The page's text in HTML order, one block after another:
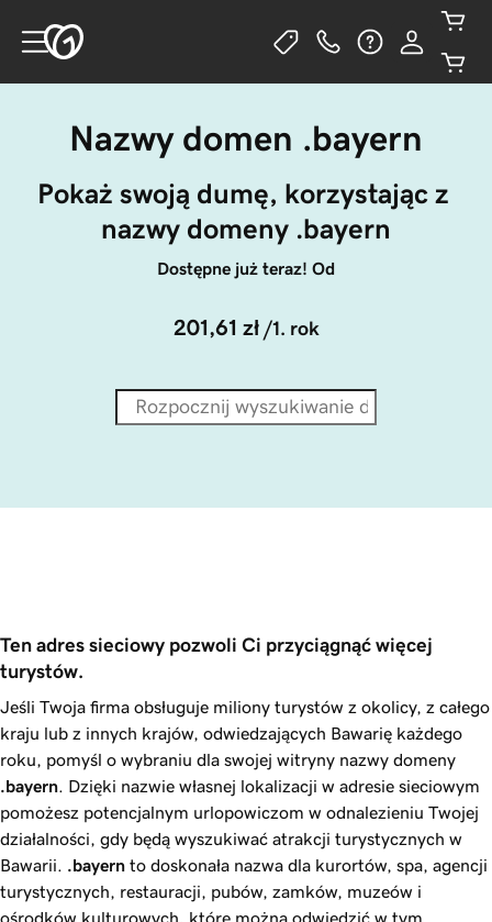
Nazwy domen .bayern
Pokaż swoją dumę, korzystając z
nazwy domeny .bayern
Dostępne już teraz! Od
201,61 zł /1. rok
Ten adres sieciowy pozwoli Ci przyciągnąć więcej
turystów.
Jeśli Twoja firma obsługuje miliony turystów z okolicy, z całego
kraju lub z innych krajów, odwiedzających Bawarię każdego
roku, pomyśl o wybraniu dla swojej witryny nazwy domeny
.bayern . Dzięki nazwie własnej lokalizacji w adresie sieciowym
pomożesz potencjalnym urlopowiczom w odnalezieniu Twojej
działalności, gdy będą wyszukiwać atrakcji turystycznych w
Bawarii.
.bayern to doskonała nazwa dla kurortów, spa, agencji
turystycznych, restauracji, pubów, zamków, muzeów i
ośrodków kulturowych, które można odwiedzić w tym